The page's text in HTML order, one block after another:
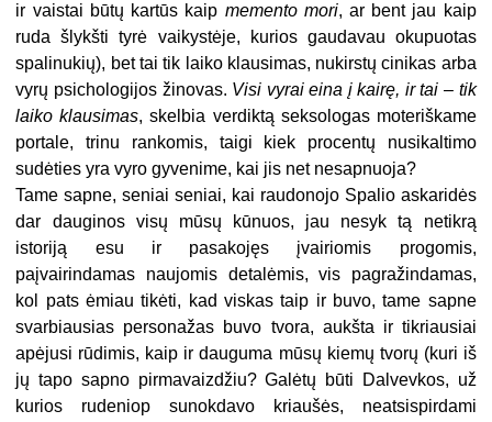
ir vaistai būtų kartūs kaip memento mori, ar bent jau kaip
ruda šlykšti tyrė vaikystėje, kurios gaudavau okupuotas
spalinukių), bet tai tik laiko klausimas, nukirstų cinikas arba
vyrų psichologijos žinovas. Visi vyrai eina į kairę, ir tai – tik
laiko klausimas, skelbia verdiktą seksologas moteriškame
portale, trinu rankomis, taigi kiek procentų nusikaltimo
sudėties yra vyro gyvenime, kai jis net nesapnuoja?
Tame sapne, seniai seniai, kai raudonojo Spalio askaridės
dar dauginos visų mūsų kūnuos, jau nesyk tą netikrą
istoriją esu ir pasakojęs įvairiomis progomis,
paįvairindamas naujomis detalėmis, vis pagražindamas,
kol pats ėmiau tikėti, kad viskas taip ir buvo, tame sapne
svarbiausias personažas buvo tvora, aukšta ir tikriausiai
apėjusi rūdimis, kaip ir dauguma mūsų kiemų tvorų (kuri iš
jų tapo sapno pirmavaizdžiu? Galėtų būti Dalvevkos, už
kurios rudeniop sunokdavo kriaušės, neatsispirdami